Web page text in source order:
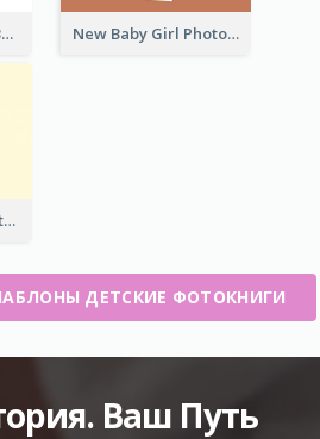
Colorful Welcome Baby Photo Book New Baby Girl Photo Book
Adorable Baby Photo Book
ДЕТСКИЕ ФОТОКНИГИ
Ваш Путь